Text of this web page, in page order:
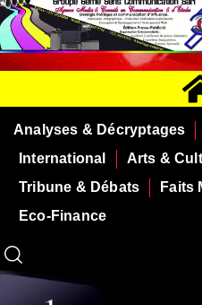
Analyses & Décryptages
International
Arts &
Tribune & Débats
Faits
Eco-Finance